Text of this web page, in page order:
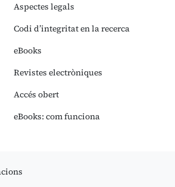
Aspectes legals
Codi d’integritat en la recerca
eBooks
Revistes electròniques
Accés obert
eBooks: com funciona